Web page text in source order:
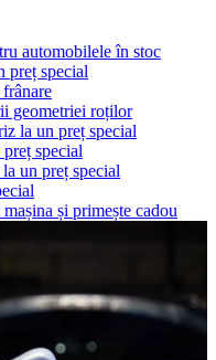
automobilele în stoc
preț special
geometriei roților
la un preț special
special
un preț special
și primește cadou